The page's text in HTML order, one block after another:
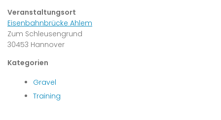
Veranstaltungsort
Eisenbahnbrücke Ahlem
Zum Schleusengrund
30453 Hannover
Kategorien
Gravel
Training